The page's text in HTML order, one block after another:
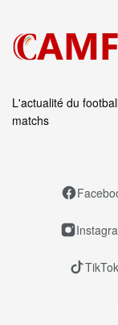
L'actualité du
matchs
TikTok